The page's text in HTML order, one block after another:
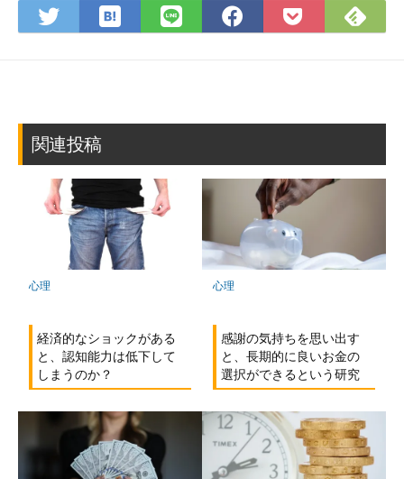
Twitter
で
は
て
ク
ー
ク
に
保
存
LINE
で
Facebook
で
Pocket
に
で
関連投稿
心理
経済的なショックがある
と、認知能力は低下して
しまうのか？
心理
感謝の気持ちを思い出す
と、長期的に良いお金の
選択ができるという研究